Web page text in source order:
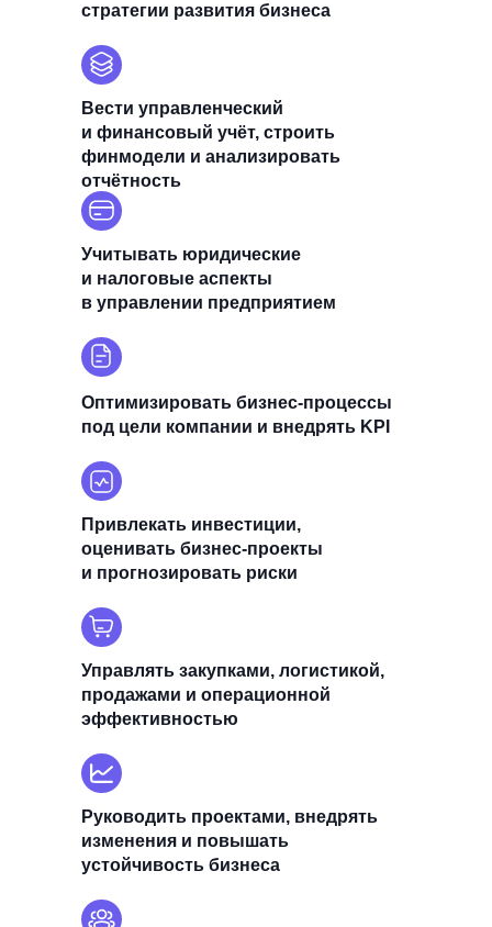
стратегии развития бизнеса
Вести управленческий
и финансовый учёт, строить
финмодели и анализировать
отчётность
Привлекать инвестиции,
оценивать бизнес-проекты
и прогнозировать риски
Учитывать юридические
и налоговые аспекты
в управлении предприятием
Управлять закупками, логистикой,
продажами и операционной
эффективностью
Руководить проектами, внедрять
изменения и повышать
устойчивость бизнеса
Оптимизировать бизнес-процессы
под цели компании и внедрять KPI